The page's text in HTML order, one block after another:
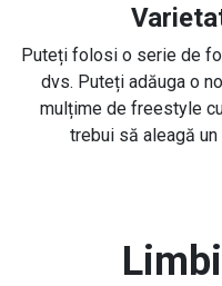
Puteți folosi o serie de
dvs. Puteți adăuga o
mulțime de freestyle
trebui să aleagă